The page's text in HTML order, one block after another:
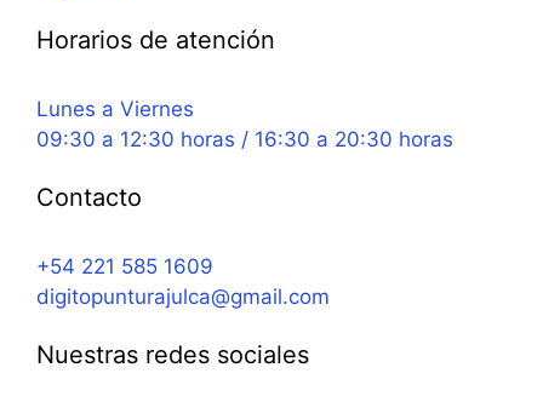
Horarios de atención
Lunes a Viernes
09:30 a 12:30 horas / 16:30 a 20:30 horas
Contacto
+54 221 585 1609
digitopunturajulca@gmail.com
Nuestras redes sociales